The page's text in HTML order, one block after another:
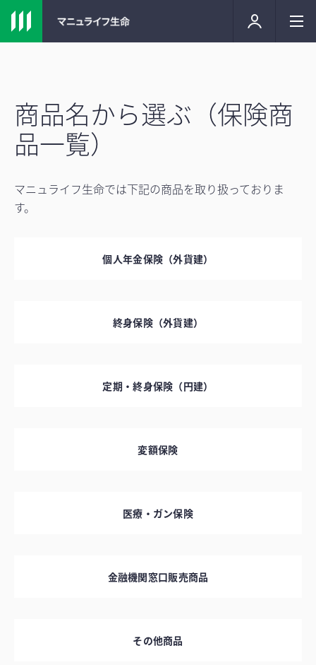
商品名から選ぶ（保険商
品一覧）
マニュライフ生命では下記の商品を取り扱っておりま
す。
個人年金保険（外貨建）
終身保険（外貨建）
定期・終身保険（円建）
変額保険
医療・ガン保険
金融機関窓口販売商品
その他商品